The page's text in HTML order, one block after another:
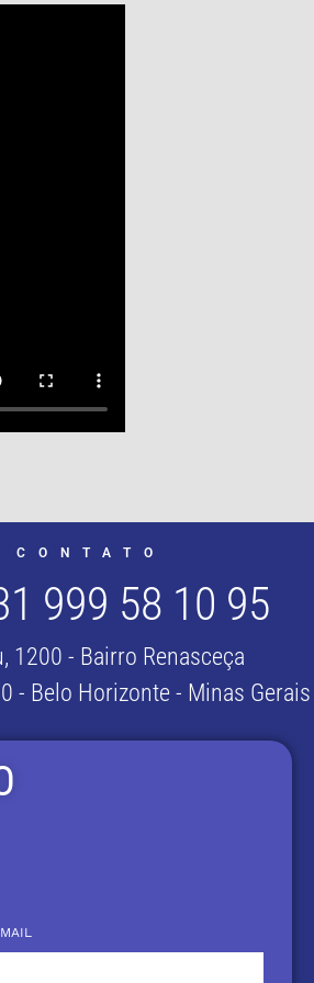
CONTATO
999 58 10 95
1200 - Bairro Renasceça
- Belo Horizonte - Minas Gerais